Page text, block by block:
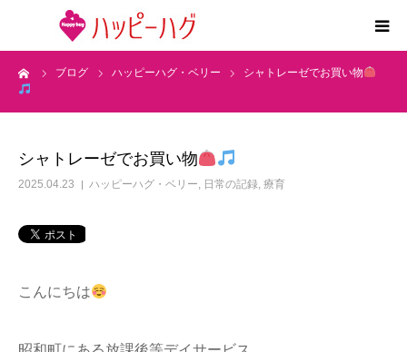
ブログ ハッピーハグ・ベリー シャトレーゼでお買い物
シャトレーゼでお買い物
2025.04.23 ハッピーハグ・ベリー, 日常の記録, 療育
こんにちは
2つの特徴
活動内容
施設紹介
求人情報